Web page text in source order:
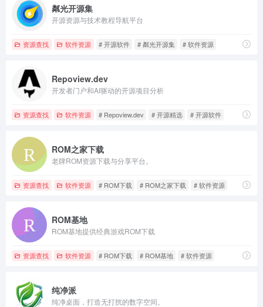
粼光开源集
开源资源与技术教程导航平台
资源查找 软件资源 # 开源软件 # 粼光开源集 # 软件资源
Repoview.dev
开发者门户和AI驱动的开源项目分析
资源查找 软件资源 # Repoview.dev # 开源精选 # 开源软件
ROM之家下载
老牌ROM资源下载与分享平台。
资源查找 软件资源 # ROM下载 # ROM之家下载 # 软件资源
ROM基地
ROM基地提供经典游戏ROM下载
资源查找 软件资源 # ROM下载 # ROM基地 # 软件资源
纯净派
纯净桌面，打造无打扰的数字空间。